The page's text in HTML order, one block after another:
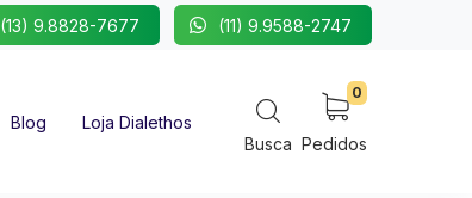
(13) 9.8828-7677 (11) 9.9588-2747
Blog
Loja Dialethos
Busca
0
Pedidos